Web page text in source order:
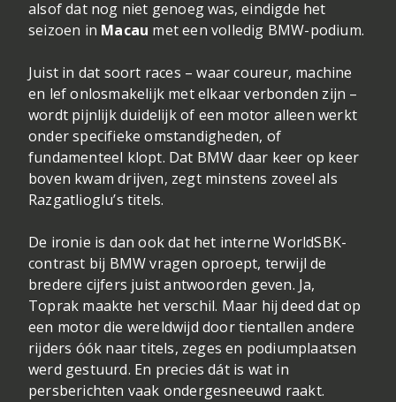
alsof dat nog niet genoeg was, eindigde het
seizoen in Macau met een volledig BMW-podium.
Juist in dat soort races – waar coureur, machine
en lef onlosmakelijk met elkaar verbonden zijn –
wordt pijnlijk duidelijk of een motor alleen werkt
onder specifieke omstandigheden, of
fundamenteel klopt. Dat BMW daar keer op keer
boven kwam drijven, zegt minstens zoveel als
Razgatlioglu’s titels.
De ironie is dan ook dat het interne WorldSBK-
contrast bij BMW vragen oproept, terwijl de
bredere cijfers juist antwoorden geven. Ja,
Toprak maakte het verschil. Maar hij deed dat op
een motor die wereldwijd door tientallen andere
rijders óók naar titels, zeges en podiumplaatsen
werd gestuurd. En precies dát is wat in
persberichten vaak ondergesneeuwd raakt.